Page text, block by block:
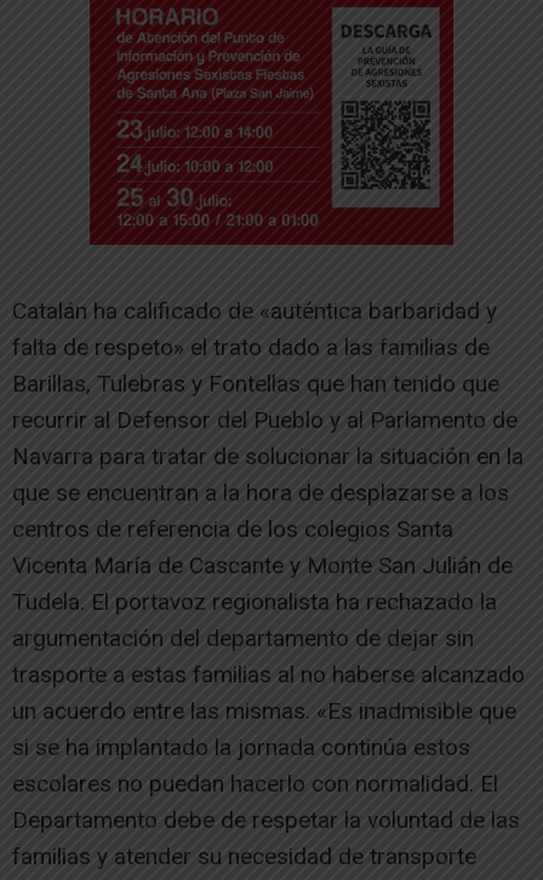
Catalán ha calificado de «auténtica barbaridad y
falta de respeto» el trato dado a las familias de
Barillas, Tulebras y Fontellas que han tenido que
recurrir al Defensor del Pueblo y al Parlamento de
Navarra para tratar de solucionar la situación en la
que se encuentran a la hora de desplazarse a los
centros de referencia de los colegios Santa
Vicenta María de Cascante y Monte San Julián de
Tudela. El portavoz regionalista ha rechazado la
argumentación del departamento de dejar sin
trasporte a estas familias al no haberse alcanzado
un acuerdo entre las mismas. «Es inadmisible que
si se ha implantado la jornada continúa estos
escolares no puedan hacerlo con normalidad. El
Departamento debe de respetar la voluntad de las
familias y atender su necesidad de transporte